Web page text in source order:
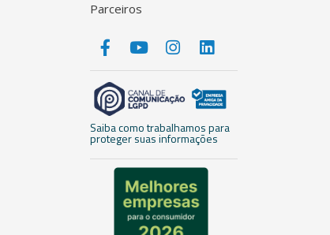
Parceiros
Saiba como trabalhamos para
proteger suas informações